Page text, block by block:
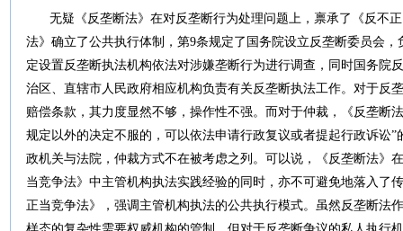
无疑《反垄断法》在对反垄断行为处理问题上，禀承了《反不
法》确立了公共执行体制，第9条规定了国务院设立反垄断委员会
定设置反垄断执法机构依法对涉嫌垄断行为进行调查，同时国务院
治区、直辖市人民政府相应机构负责有关反垄断执法工作。对于反
赔偿条款，其力度显然不够，操作性不强。而对于仲裁，《反垄断
规定以外的决定不服的，可以依法申请行政复议或者提起行政诉讼
政机关与法院，仲裁方式不在被考虑之列。可以说，《反垄断法》
当竞争法》中主管机构执法实践经验的同时，亦不可避免地落入了
正当竞争法》，强调主管机构执法的公共执行模式。虽然反垄断法